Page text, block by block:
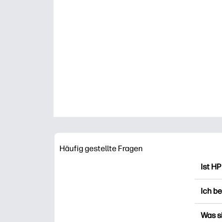
Häufig gestellte Fragen
Ist
Ich
Was